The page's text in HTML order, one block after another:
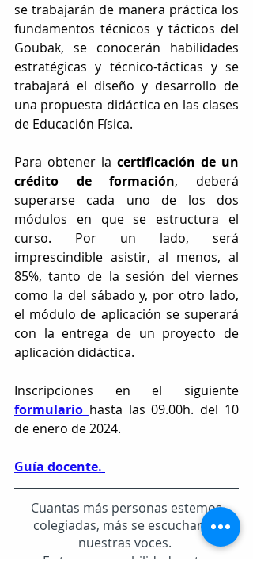
se trabajarán de manera práctica los
fundamentos técnicos y tácticos del
Goubak, se conocerán habilidades
estratégicas y técnico-tácticas y se
trabajará el diseño y desarrollo de
una propuesta didáctica en las clases
de Educación Física.
Para obtener la certificación de un
crédito de formación, deberá
superarse cada uno de los dos
módulos en que se estructura el
curso. Por un lado, será
imprescindible asistir, al menos, al
85%, tanto de la sesión del viernes
como la del sábado y, por otro lado,
el módulo de aplicación se superará
con la entrega de un proyecto de
aplicación didáctica.
formulario hasta las 09.00h. del 10
de enero de 2024.
Guía docente.
colegiadas, más se escucharán
nuestras voces.
Es tu responsabilidad, es tu